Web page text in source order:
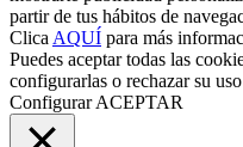
partir de tus hábitos de
Clica AQUÍ para más
Puedes aceptar todas las
configurarlas o rechazar su
Configurar ACEPTAR